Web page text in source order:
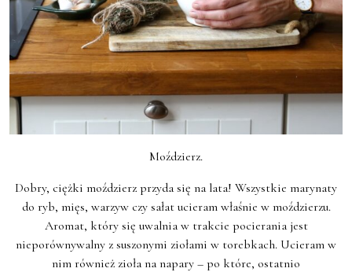
Moździerz.
Dobry, ciężki moździerz przyda się na lata! Wszystkie marynaty
do ryb, mięs, warzyw czy sałat ucieram właśnie w moździerzu.
Aromat, który się uwalnia w trakcie pocierania jest
nieporównywalny z suszonymi ziołami w torebkach. Ucieram w
nim również zioła na napary – po które, ostatnio